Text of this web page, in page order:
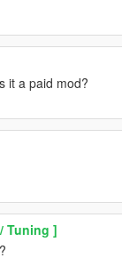
it a paid mod?
Tuning ]